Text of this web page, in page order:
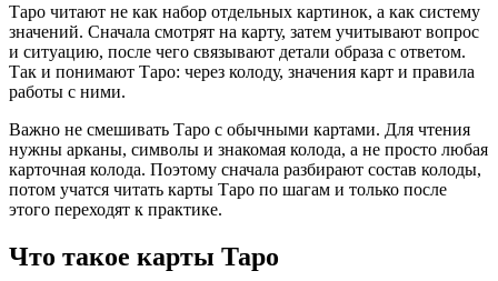
Таро читают не как набор отдельных картинок, а как систему
значений. Сначала смотрят на карту, затем учитывают вопрос
и ситуацию, после чего связывают детали образа с ответом.
Так и понимают Таро: через колоду, значения карт и правила
работы с ними.
Важно не смешивать Таро с обычными картами. Для чтения
нужны арканы, символы и знакомая колода, а не просто любая
карточная колода. Поэтому сначала разбирают состав колоды,
потом учатся читать карты Таро по шагам и только после
этого переходят к практике.
Что такое карты Таро